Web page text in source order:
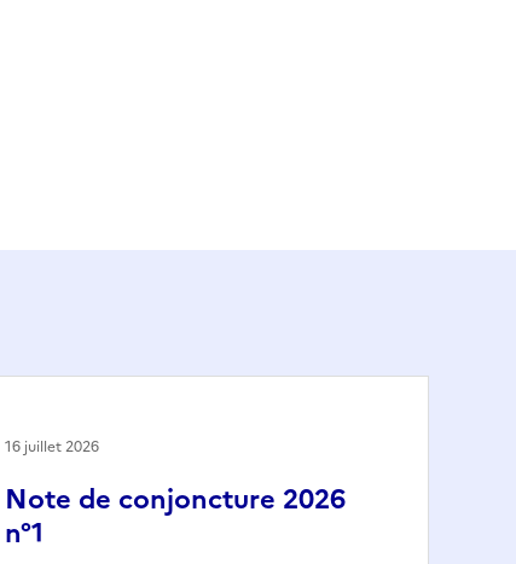
Note de conjoncture 2026
n°1
16 juillet 2026